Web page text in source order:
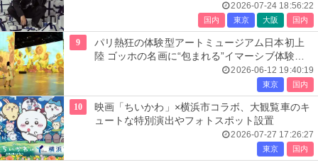
2026-07-24 18:56:22
国内 東京 大阪 国内
9
パリ熱狂の体験型アートミュージアム日本初上
陸 ゴッホの名画に“包まれる”イマーシブ体験＜
レーヴ・デ・リュミエール＞
2026-06-12 19:40:19
東京 国内
10
映画「ちいかわ」×横浜市コラボ、大観覧車のキ
ュートな特別演出やフォトスポット設置
2026-07-27 17:26:27
東京 国内